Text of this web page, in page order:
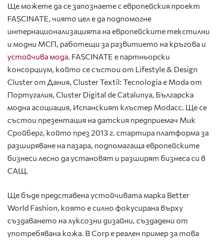
Ще можете да се запознаете с европейския проект
FASCINATE, чиято цел е да подпомогне
интернационализацията на европейските текстилни
и модни МСП, работещи за развитието на кръгова и
устойчива мода . FASCINATE е партньорски
консорциум, който се състои от Lifestyle & Design
Cluster от Дания, Cluster Textil: Tecnologia e Moda от
Португалия, Cluster Digital de Catalunya, Българска
модна асоциация, Испанският клъстер Modacc. Ще се
състои презентация на датския предприемач Мик
Сройберг, който през 2013 г. стартира платформа за
разширяване на пазара, подпомагаща европейските
бизнеси лесно да установят и разширят бизнеса си в
САЩ.
Ще бъде представена устойчивата марка Better
World Fashion, която е силно фокусирана върху
създаването на луксозни дизайни, създадени от
употребявана кожа. B Corp е реален пример за това